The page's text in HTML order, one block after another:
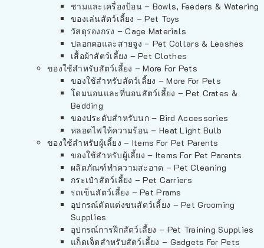
ชามและเครื่องป้อน – Bowls, Feeders & Watering
ของเล่นสัตว์เลี้ยง – Pet Toys
วัสดุรองกรง – Cage Materials
ปลอกคอและสายจูง – Pet Collars & Leashes
เสื้อผ้าสัตว์เลี้ยง – Pet Clothes
ของใช้สำหรับสัตว์เลี้ยง – More For Pets
ของใช้สำหรับสัตว์เลี้ยง – More For Pets
โดมนอนและที่นอนสัตว์เลี้ยง – Pet Crates &
Bedding
ของประดับสำหรับนก – Bird Accessories
หลอดไฟให้ความร้อน – Heat Light Bulb
ของใช้สำหรับผู้เลี้ยง – Items For Pet Parents
ของใช้สำหรับผู้เลี้ยง – Items For Pet Parents
ผลิตภัณฑ์ทำความสะอาด – Pet Cleaning
กระเป๋าสัตว์เลี้ยง – Pet Carriers
รถเข็นสัตว์เลี้ยง – Pet Prams
อุปกรณ์ตัดแต่งขนสัตว์เลี้ยง – Pet Grooming
Supplies
อุปกรณ์การฝึกสัตว์เลี้ยง – Pet Training Supplies
แก็ดเจ็ตสำหรับสัตว์เลี้ยง – Gadgets For Pets